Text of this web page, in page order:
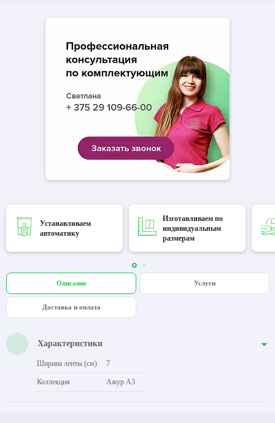
Устанавливаем
автоматику
Изготавливаем по
индивидуальным
размерам
Описание Услуги
Доставка и оплата
Характеристики
Ширина ленты (см) 7
Коллекция Ажур А3